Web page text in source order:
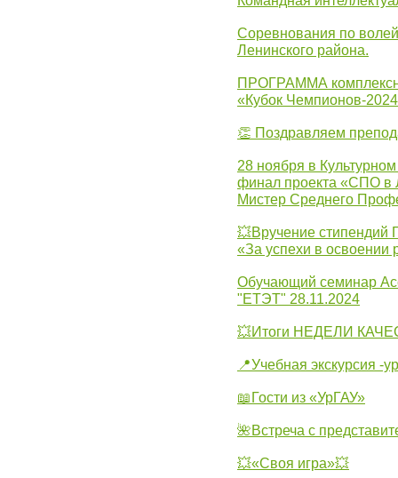
Соревнования по
Ленинского района.
ПРОГРАММА
«Кубок Чемпионов-
👏 Поздравляем
28 ноября в
финал проекта «СПО в
Мистер Среднего
💥Вручение стипендий
«За успехи в освоении
Обучающий семинар
"ЕТЭТ" 28.11.2024
💥Итоги НЕДЕЛИ
📍Учебная экскурсия -
📖Гости из «УрГАУ»
🌺Встреча с
💥«Своя игра»💥